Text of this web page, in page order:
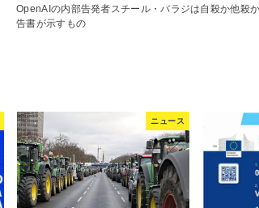
OpenAIの内部告発者スチール・バラジは自殺か他殺
告書が示すもの
ニュース